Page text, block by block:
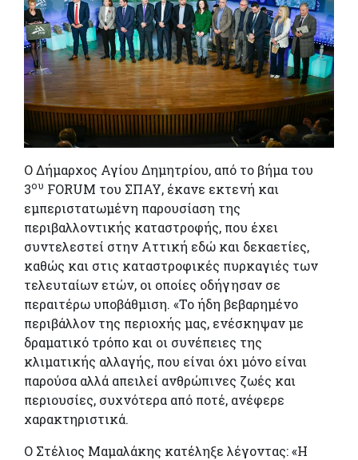
Ο Δήμαρχος Αγίου Δημητρίου, από το βήμα του
3ου FORUM του ΣΠΑΥ, έκανε εκτενή και
εμπεριστατωμένη παρουσίαση της
περιβαλλοντικής καταστροφής, που έχει
συντελεστεί στην Αττική εδώ και δεκαετίες,
καθώς και στις καταστροφικές πυρκαγιές των
τελευταίων ετών, οι οποίες οδήγησαν σε
περαιτέρω υποβάθμιση. «Το ήδη βεβαρημένο
περιβάλλον της περιοχής μας, ενέσκηψαν με
δραματικό τρόπο και οι συνέπειες της
κλιματικής αλλαγής, που είναι όχι μόνο είναι
παρούσα αλλά απειλεί ανθρώπινες ζωές και
περιουσίες, συχνότερα από ποτέ, ανέφερε
χαρακτηριστικά.
Ο Στέλιος Μαμαλάκης κατέληξε λέγοντας: «Η